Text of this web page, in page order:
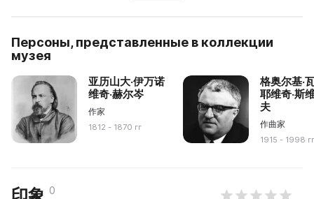
Персоны, представленные в коллекции
музея
亚历山大·伊万诺
维奇·赫尔岑
作家
1812 - 1870 гг
格奥尔基·
耶维奇·斯
夫
作曲家
1915 - 1998
0